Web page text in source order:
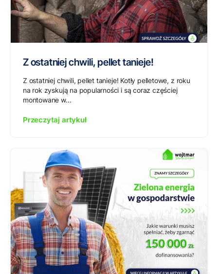
Z ostatniej chwili, pellet tanieje!
Z ostatniej chwili, pellet tanieje! Kotły pelletowe, z roku
na rok zyskują na popularności i są coraz częściej
montowane w...
Przeczytaj artykuł